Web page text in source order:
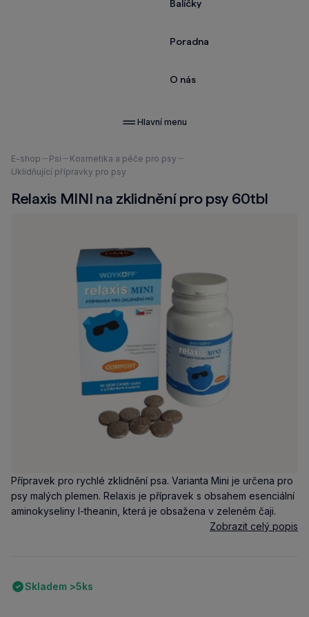
Balíčky
Poradna
O nás
Hlavní menu
Nacházíte
se
E-shop Psi
Kosmetika a péče pro psy
Uklidňující přípravky pro psy
Relaxis MINI na zklidnění pro psy 60tbl
Přípravek pro rychlé zklidnění psa. Varianta Mini je určena pro
psy malých plemen. Relaxis je přípravek s obsahem esenciální
aminokyseliny l-theanin, která je obsažena v zeleném čaji.
Zobrazit celý popis
Skladem >5ks